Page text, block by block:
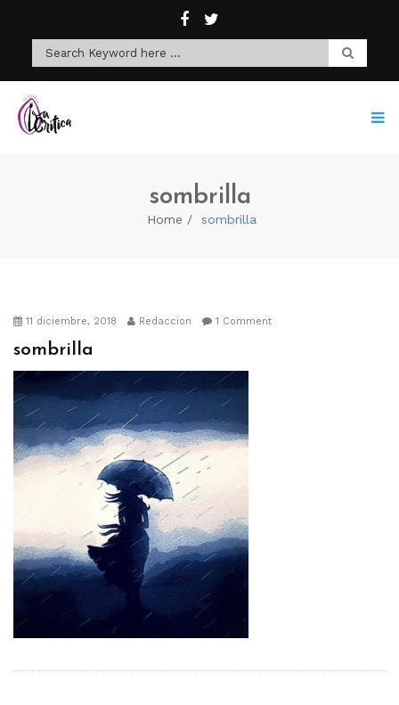
sombrilla
Home sombrilla
11 diciembre, 2018 Redaccion 1 Comment
sombrilla